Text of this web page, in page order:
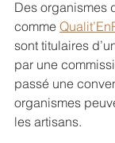
Des organismes
comme
sont titulaires
par une
passé une
organismes
les artisans.